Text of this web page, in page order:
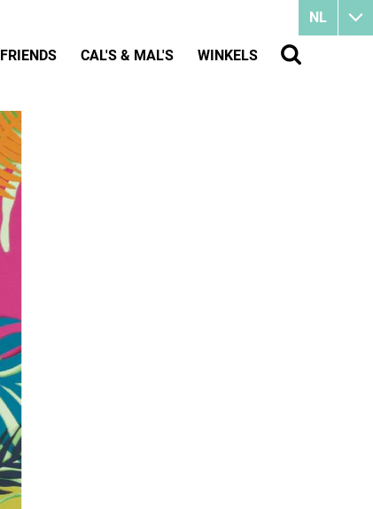
NL
FRIENDS CAL'S & MAL'S WINKELS